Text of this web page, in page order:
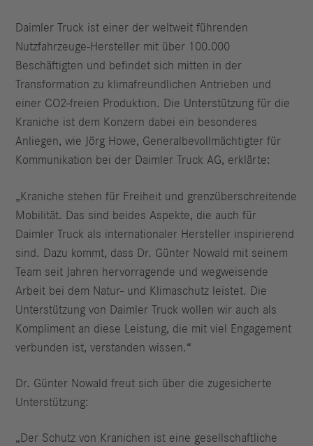
Daimler Truck ist einer der weltweit führenden
Nutzfahrzeuge-Hersteller mit über 100.000
Beschäftigten und befindet sich mitten in der
Transformation zu klimafreundlichen Antrieben und
einer CO2-freien Produktion. Die Unterstützung für die
Kraniche ist dem Konzern dabei ein besonderes
Anliegen, wie Jörg Howe, Generalbevollmächtigter für
Kommunikation bei der Daimler Truck AG, erklärte:
„Kraniche stehen für Freiheit und grenzüberschreitende
Mobilität. Das sind beides Aspekte, die auch für
Daimler Truck als internationaler Hersteller inspirierend
sind. Dazu kommt, dass Dr. Günter Nowald mit seinem
Team seit Jahren hervorragende und wegweisende
Arbeit bei dem Natur- und Klimaschutz leistet. Die
Unterstützung von Daimler Truck wollen wir auch als
Kompliment an diese Leistung, die mit viel Engagement
verbunden ist, verstanden wissen.“
Dr. Günter Nowald freut sich über die zugesicherte
Unterstützung:
„Der Schutz von Kranichen ist eine gesellschaftliche